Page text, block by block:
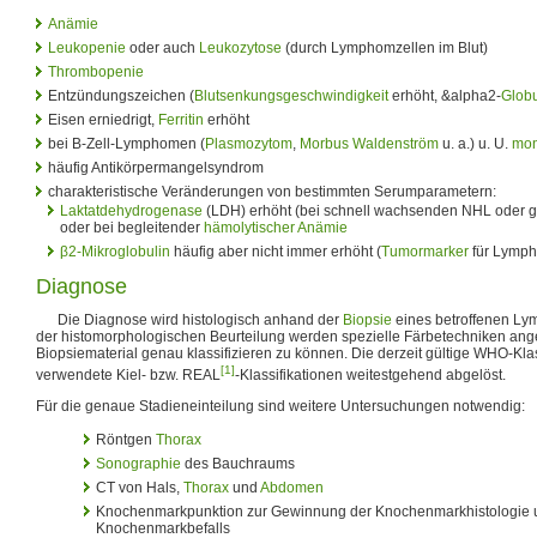
Anämie
Leukopenie oder auch Leukozytose (durch Lymphomzellen im Blut)
Thrombopenie
Entzündungszeichen (Blutsenkungsgeschwindigkeiterhöht, &alpha2-
Eisen erniedrigt, Ferritin erhöht
bei B-Zell-Lymphomen (Plasmozytom, Morbus Waldenström u. a.) u. U.
häufig Antikörpermangelsyndrom
charakteristische Veränderungen von bestimmten Serumparametern:
Laktatdehydrogenase (LDH) erhöht (bei schnell wachsenden NHL oder
oder bei begleitender hämolytischer Anämie
β2-Mikroglobulin häufig aber nicht immer erhöht (Tumormarker für
Diagnose
Die Diagnose wird histologisch anhand der Biopsie eines betroffenen
der histomorphologischen Beurteilung werden spezielle Färbetechniken
Biopsiematerial genau klassifizieren zu können. Die derzeit gültige WHO-
verwendete Kiel- bzw. REAL[1]-Klassifikationen weitestgehend abgelöst.
Für die genaue Stadieneinteilung sind weitere Untersuchungen notwendig:
Röntgen Thorax
Sonographie des Bauchraums
CT von Hals, Thorax und Abdomen
Knochenmarkpunktion zur Gewinnung der Knochenmarkhistologie
Knochenmarkbefalls